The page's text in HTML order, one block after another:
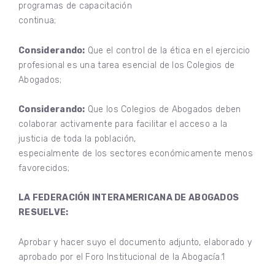
programas de capacitación
continua;
Considerando: Que el control de la ética en el ejercicio
profesional es una tarea esencial de los Colegios de
Abogados;
Considerando: Que los Colegios de Abogados deben
colaborar activamente para facilitar el acceso a la
justicia de toda la población,
especialmente de los sectores económicamente menos
favorecidos;
LA FEDERACIÓN INTERAMERICANA DE ABOGADOS
RESUELVE:
Aprobar y hacer suyo el documento adjunto, elaborado y
aprobado por el Foro Institucional de la Abogacía.1